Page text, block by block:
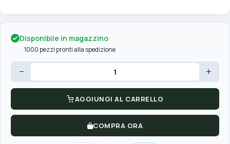
Disponibile in magazzino
1000 pezzi pronti alla spedizione
− +
AGGIUNGI AL CARRELLO
COMPRA ORA